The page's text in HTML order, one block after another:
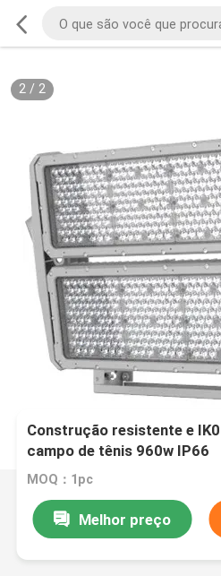
2/ 2
Construção resistente e
campo de tênis 960w IP66
MOQ：1pc
Melhor preço